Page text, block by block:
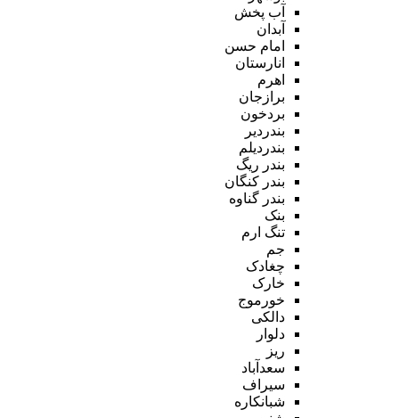
آب پخش
آبدان
امام حسن
انارستان
اهرم
برازجان
بردخون
بندردیر
بندردیلم
بندر ریگ
بندر کنگان
بندر گناوه
بنک
تنگ ارم
جم
چغادک
خارک
خورموج
دالکی
دلوار
ریز
سعدآباد
سیراف
شبانکاره